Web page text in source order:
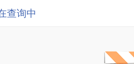
查询中